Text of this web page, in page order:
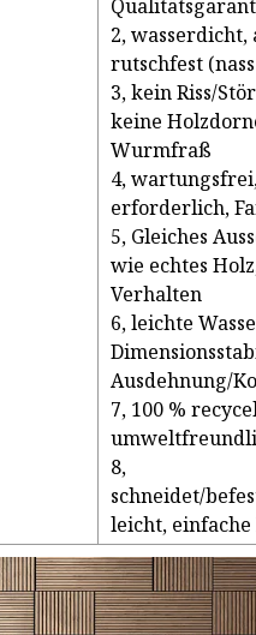
2, wasserdicht,
rutschfest
3, kein Riss/
keine
Wurmfraß
4,
erforderlich,
5, Gleiches
wie echtes
Verhalten
6, leichte
Ausdehnung/
7, 100 %
8,
schneidet/
leicht, einfache